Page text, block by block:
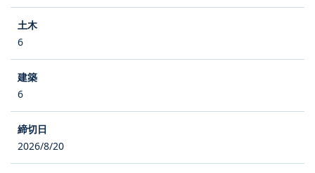
6
6
2026/8/20